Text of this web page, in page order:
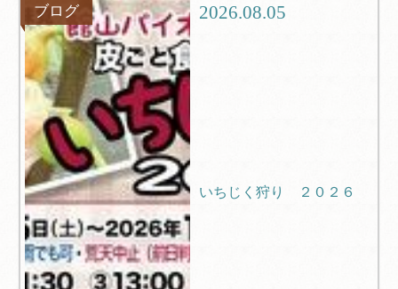
ブログ 2026.08.05
いちじく狩り ２０２６